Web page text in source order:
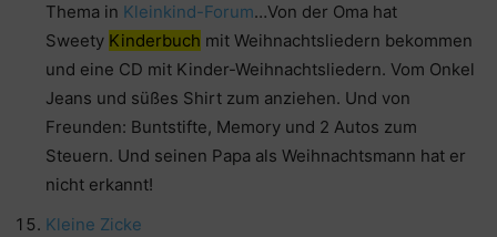
Thema in Kleinkind-Forum…Von der Oma hat
Sweety Kinderbuch mit Weihnachtsliedern bekommen
und eine CD mit Kinder-Weihnachtsliedern. Vom Onkel
Jeans und süßes Shirt zum anziehen. Und von
Freunden: Buntstifte, Memory und 2 Autos zum
Steuern. Und seinen Papa als Weihnachtsmann hat er
nicht erkannt!
Kleine Zicke